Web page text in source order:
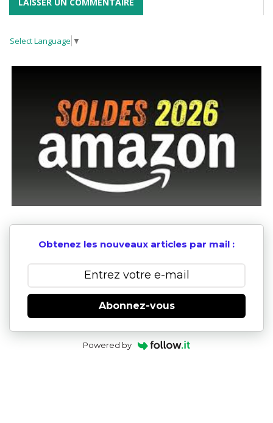
Select Language ▼
Obtenez les nouveaux articles par mail :
Abonnez-vous
Powered by